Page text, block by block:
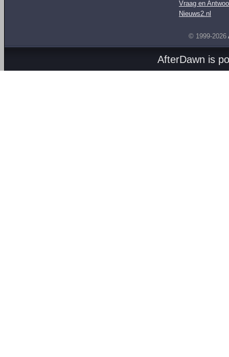
Vraag en
Nieuws2.nl
© 1999-2026
AfterDawn is